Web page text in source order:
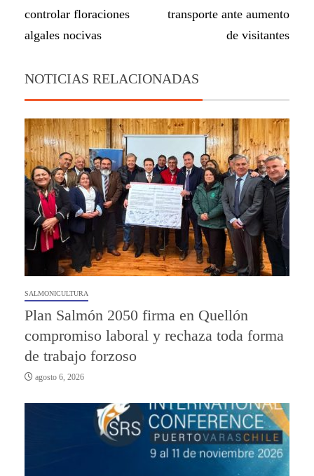
controlar floraciones
algales nocivas
transporte ante aumento
de visitantes
NOTICIAS RELACIONADAS
SALMONICULTURA
Plan Salmón 2050 firma en Quellón
compromiso laboral y rechaza toda forma
de trabajo forzoso
agosto 6, 2026